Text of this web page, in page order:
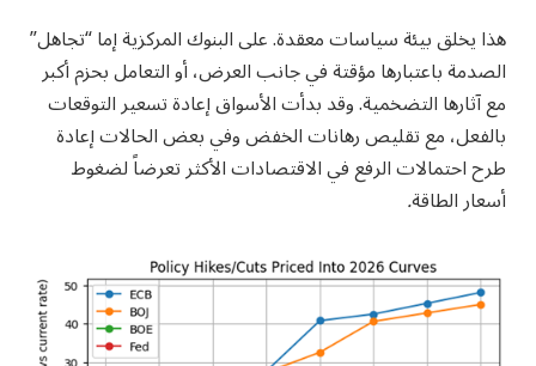
هذا يخلق بيئة سياسات معقدة. على البنوك المركزية إما “تجاهل”
الصدمة باعتبارها مؤقتة في جانب العرض، أو التعامل بحزم أكبر
مع آثارها التضخمية. وقد بدأت الأسواق إعادة تسعير التوقعات
بالفعل، مع تقليص رهانات الخفض وفي بعض الحالات إعادة
طرح احتمالات الرفع في الاقتصادات الأكثر تعرضاً لضغوط
أسعار الطاقة.